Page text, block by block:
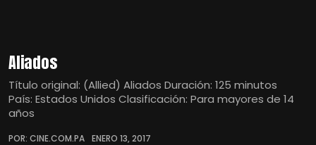
Aliados
Título original: (Allied) Aliados Duración: 125 minutos
País: Estados Unidos Clasificación: Para mayores de 14
años
POR: CINE.COM.PA ENERO 13, 2017